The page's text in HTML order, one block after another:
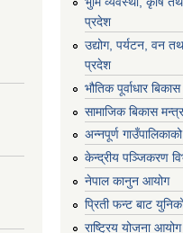
प्रदेश
उद्योग, पर्यटन, वन
प्रदेश
भौतिक पूर्वाधार
सामाजिक बिकास
अन्नपूर्ण
केन्द्रीय पञ्जिकरण
नेपाल कानुन आयोग
प्रिती फन्ट बाट
राष्ट्रिय योजना आयोग